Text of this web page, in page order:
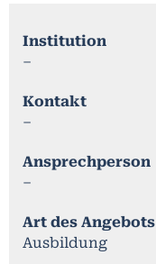
Institution
–
Kontakt
–
Ansprechperson
–
Art des Angebots
Ausbildung